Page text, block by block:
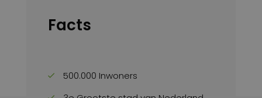
Facts
500.000 Inwoners